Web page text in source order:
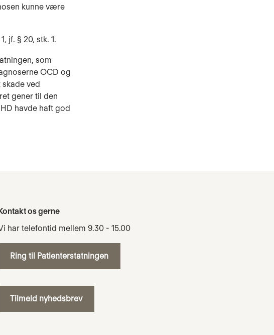
kunne være
jf. § 20, stk. 1.
som
OCD og
ved
gener til den
havde haft god
Kontakt os gerne
har telefontid mellem 9.30 - 15.00
Ring til Patienterstatningen
Tilmeld nyhedsbrev